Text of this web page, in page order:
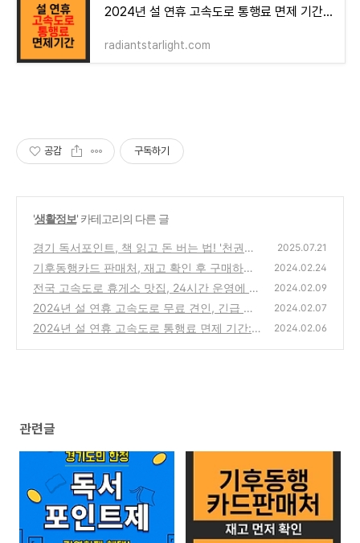
2024년 설 연휴 고속도로 통행료 면제 기간: 언제부터 언제까지?
radiantstarlight.com
공감 구독하기
'생활정보' 카테고리의 다른 글
경기 독서포인트, 책 읽고 돈 버는 법! '천권으
로' 독서포인트제
(1)
2025.07.21
기후동행카드 판매처, 재고 확인 후 구매하세
요.
(0)
2024.02.24
전국 고속도로 휴게소 맛집, 24시간 운영에 로
봇 셰프까지?
(0)
2024.02.09
2024년 설 연휴 고속도로 무료 견인, 긴급 출
동, 전기차 충전
(0)
2024.02.07
2024년 설 연휴 고속도로 통행료 면제 기간:
2024.02.06
관련글